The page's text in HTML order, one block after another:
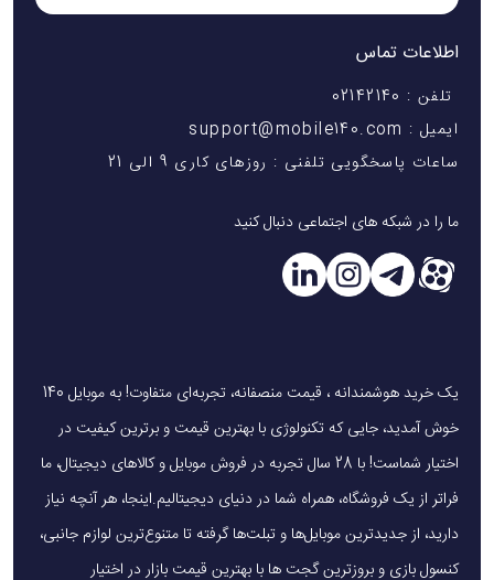
اطلاعات تماس
تلفن : 02142140
ایمیل : support@mobile140.com
ساعات پاسخگویی تلفنی : روزهای کاری 9 الی 21
ما را در شبکه های اجتماعی دنبال کنید
یک خرید هوشمندانه ، قیمت منصفانه، تجربه‌ای متفاوت! به موبایل 140
خوش آمدید، جایی که تکنولوژی با بهترین قیمت و برترین کیفیت در
اختیار شماست! با 28 سال تجربه در فروش موبایل و کالاهای دیجیتال، ما
فراتر از یک فروشگاه، همراه شما در دنیای دیجیتالیم.اینجا، هر آنچه نیاز
دارید، از جدیدترین موبایل‌ها و تبلت‌ها گرفته تا متنوع‌ترین لوازم جانبی،
کنسول بازی و بروزترین گجت ها با بهترین قیمت بازار در اختیار